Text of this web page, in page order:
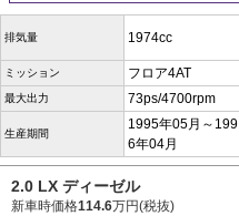
排気量 1974cc
ミッション フロア4AT
最大出力 73ps/4700rpm
生産期間
1995年05月～199
6年04月
2.0 LX ディーゼル
新車時価格114.6万円(税抜)